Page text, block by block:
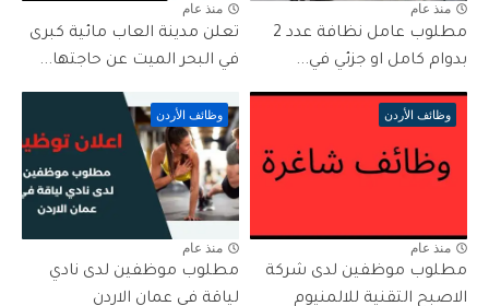
منذ عام
مطلوب عامل نظافة عدد 2
بدوام كامل او جزئي في...
منذ عام
تعلن مدينة العاب مائية كبرى
في البحر الميت عن حاجتها...
وظائف الأردن
منذ عام
مطلوب موظفين لدى شركة
الاصبح التقنية للالمنيوم
وظائف الأردن
منذ عام
مطلوب موظفين لدى نادي
لياقة في عمان الاردن